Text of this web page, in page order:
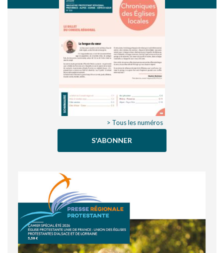
> Tous les numéros
S'ABONNER